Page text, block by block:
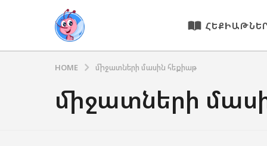
ՀԵՔԻԱԹՆԵՐ
HOME միջատների մասին հեքիաթ
միջատների